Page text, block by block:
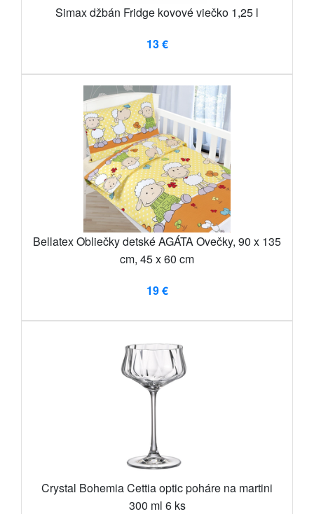
Simax džbán Fridge kovové viečko 1,25 l
13 €
Bellatex Obliečky detské AGÁTA Ovečky, 90 x 135
cm, 45 x 60 cm
19 €
Crystal Bohemia Cettia optic poháre na martini
300 ml 6 ks